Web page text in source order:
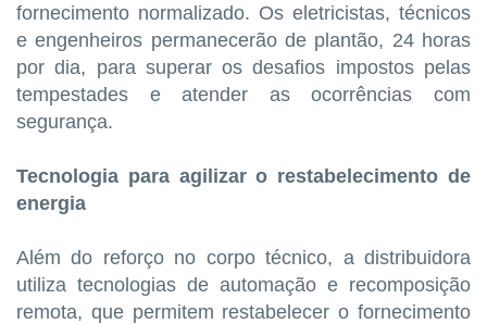
fornecimento normalizado. Os eletricistas, técnicos
e engenheiros permanecerão de plantão, 24 horas
por dia, para superar os desafios impostos pelas
tempestades e atender as ocorrências com
segurança.
Tecnologia para agilizar o restabelecimento de
energia
Além do reforço no corpo técnico, a distribuidora
utiliza tecnologias de automação e recomposição
remota, que permitem restabelecer o fornecimento